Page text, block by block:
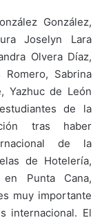
González,
Joselyn Lara
Olvera Díaz,
Sabrina
Yazhuc de León
de la
tras haber
de la
de Hotelería,
en Punta Cana,
muy importante
internacional. El